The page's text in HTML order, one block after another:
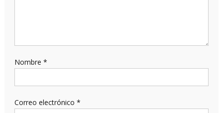
Nombre *
Correo electrónico *